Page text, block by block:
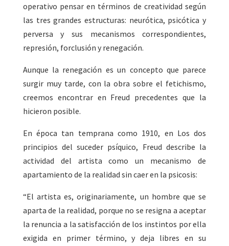
operativo pensar en términos de creatividad según
las tres grandes estructuras: neurótica, psicótica y
perversa y sus mecanismos correspondientes,
represión, forclusión y renegación.
Aunque la renegación es un concepto que parece
surgir muy tarde, con la obra sobre el fetichismo,
creemos encontrar en Freud precedentes que la
hicieron posible.
En época tan temprana como 1910, en Los dos
principios del suceder psíquico, Freud describe la
actividad del artista como un mecanismo de
apartamiento de la realidad sin caer en la psicosis:
“El artista es, originariamente, un hombre que se
aparta de la realidad, porque no se resigna a aceptar
la renuncia a la satisfacción de los instintos por ella
exigida en primer término, y deja libres en su